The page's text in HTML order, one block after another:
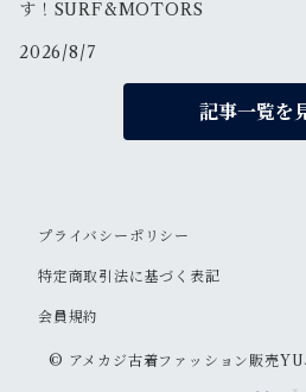
す！SURF&MOTORS
2026/8/7
記事一覧を
プライバシーポリシー
特定商取引法に基づく表記
会員規約
© アメカジ古着ファッション販売